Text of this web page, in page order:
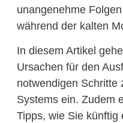
unangenehme
während der kalten
In diesem Artikel
Ursachen für den
notwendigen Schritte
Systems ein. Zudem
Tipps, wie Sie künftig